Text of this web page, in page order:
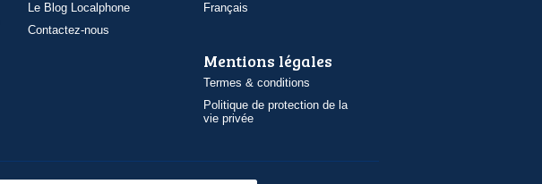
Le Blog Localphone
Contactez-nous
Français
Mentions légales
Termes & conditions
Politique de protection de la
vie privée